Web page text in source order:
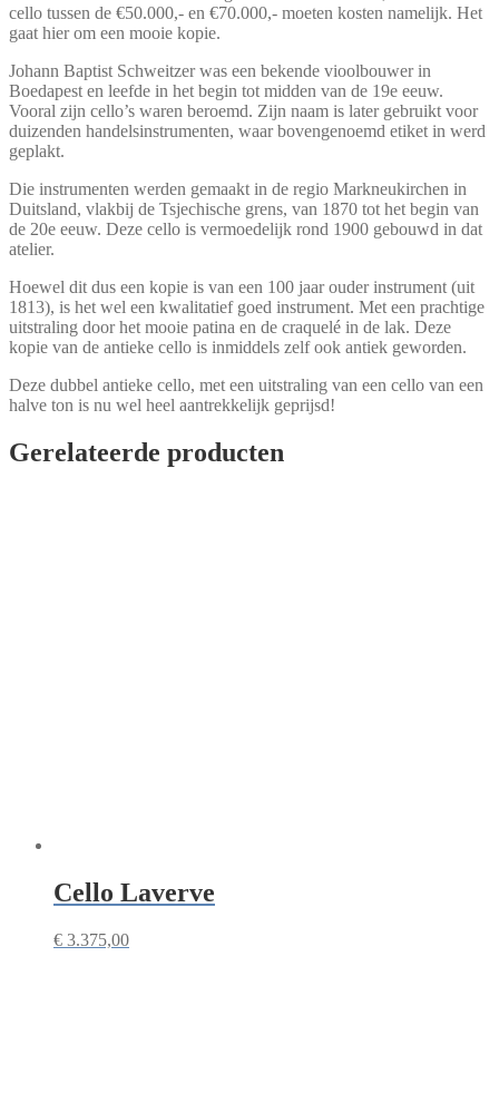
cello tussen de €50.000,- en €70.000,- moeten kosten namelijk. Het
gaat hier om een mooie kopie.
Johann Baptist Schweitzer was een bekende vioolbouwer in
Boedapest en leefde in het begin tot midden van de 19e eeuw.
Vooral zijn cello’s waren beroemd. Zijn naam is later gebruikt voor
duizenden handelsinstrumenten, waar bovengenoemd etiket in werd
geplakt.
Die instrumenten werden gemaakt in de regio Markneukirchen in
Duitsland, vlakbij de Tsjechische grens, van 1870 tot het begin van
de 20e eeuw. Deze cello is vermoedelijk rond 1900 gebouwd in dat
atelier.
Hoewel dit dus een kopie is van een 100 jaar ouder instrument (uit
1813), is het wel een kwalitatief goed instrument. Met een prachtige
uitstraling door het mooie patina en de craquelé in de lak. Deze
kopie van de antieke cello is inmiddels zelf ook antiek geworden.
Deze dubbel antieke cello, met een uitstraling van een cello van een
halve ton is nu wel heel aantrekkelijk geprijsd!
Gerelateerde producten
Cello Laverve
€ 3.375,00